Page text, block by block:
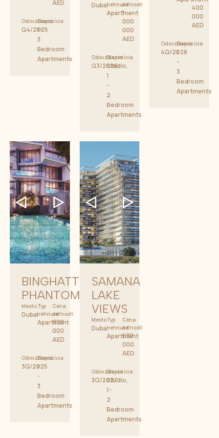
AED
Odovzdanie
Q4/2025
Dispozícia
1-
3
Bedroom
Apartments
Dubainehnuteľnosti
Apartment
od
1
000
000
AED
Odovzdanie
Q3/2026
Dispozícia
Studio,
1
–
2
Bedroom
Apartments
400
000
AED
Odovzdanie
4Q/2028
Dispozícia
1
-
3
Bedroom
Apartments
BINGHATTI
PHANTOM
Mesto
Dubai
Typ
nehnuteľnosti
Apartment
Cena
od
999
000
AED
Odovzdanie
3Q/2025
Dispozícia
1
-
3
Bedroom
Apartments
SAMANA
LAKE
VIEWS
Mesto
Dubai
Typ
nehnuteľnosti
Apartment
Cena
od
639
000
AED
Odovzdanie
3Q/2027
Dispozícia
Studio,
1-
2
Bedroom
Apartments